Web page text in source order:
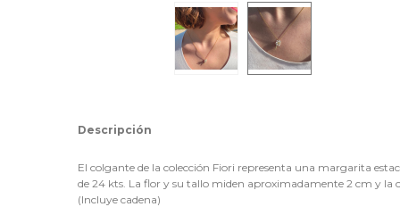
Descripción
El colgante de la colección Fiori representa una margarita
de 24 kts. La flor y su tallo miden aproximadamente 2 cm y la
(Incluye cadena)